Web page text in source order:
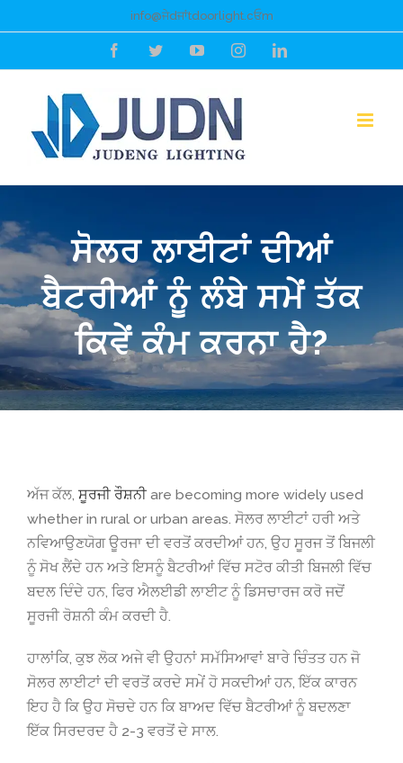
ਨੂੰ
info@ਜੇdਜਾਂtdoorlight.cਓm
ਫੇਸਬੁੱਕ ਟਵਿੱਟਰਯੂਟਿ
ਇੰਸਟਾਗ੍ਰਾਮਲਿੰਕਡਇਨ
ਸੋਲਰ ਲਾਈਟਾਂ ਦੀਆਂ
ਬੈਟਰੀਆਂ ਨੂੰ ਲੰਬੇ ਸਮੇਂ ਤੱਕ
ਕਿਵੇਂ ਕੰਮ ਕਰਨਾ ਹੈ?
ਅੱਜ ਕੱਲ, ਸੂਰਜੀ ਰੌਸ਼ਨੀ are becoming more widely used
whether in rural or urban areas . ਸੋਲਰ ਲਾਈਟਾਂ ਹਰੀ ਅਤੇ
ਨਵਿਆਉਣਯੋਗ ਊਰਜਾ ਦੀ ਵਰਤੋਂ ਕਰਦੀਆਂ ਹਨ, ਉਹ ਸੂਰਜ ਤੋਂ ਬਿਜਲੀ
ਨੂੰ ਸੋਖ ਲੈਂਦੇ ਹਨ ਅਤੇ ਇਸਨੂੰ ਬੈਟਰੀਆਂ ਵਿੱਚ ਸਟੋਰ ਕੀਤੀ ਬਿਜਲੀ ਵਿੱਚ
ਬਦਲ ਦਿੰਦੇ ਹਨ, ਫਿਰ ਐਲਈਡੀ ਲਾਈਟ ਨੂੰ ਡਿਸਚਾਰਜ ਕਰੋ ਜਦੋਂ
ਸੂਰਜੀ ਰੋਸ਼ਨੀ ਕੰਮ ਕਰਦੀ ਹੈ.
ਹਾਲਾਂਕਿ, ਕੁਝ ਲੋਕ ਅਜੇ ਵੀ ਉਹਨਾਂ ਸਮੱਸਿਆਵਾਂ ਬਾਰੇ ਚਿੰਤਤ ਹਨ ਜੋ
ਸੋਲਰ ਲਾਈਟਾਂ ਦੀ ਵਰਤੋਂ ਕਰਦੇ ਸਮੇਂ ਹੋ ਸਕਦੀਆਂ ਹਨ, ਇੱਕ ਕਾਰਨ
ਇਹ ਹੈ ਕਿ ਉਹ ਸੋਚਦੇ ਹਨ ਕਿ ਬਾਅਦ ਵਿੱਚ ਬੈਟਰੀਆਂ ਨੂੰ ਬਦਲਣਾ
ਇੱਕ ਸਿਰਦਰਦ ਹੈ 2-3 ਵਰਤੋਂ ਦੇ ਸਾਲ.